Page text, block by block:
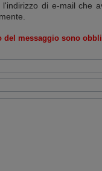
di e-mail che
del messaggio sono